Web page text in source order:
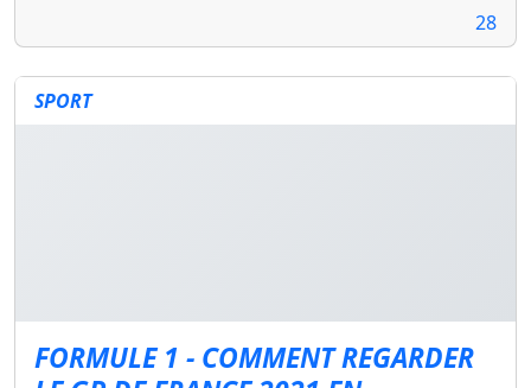
28
SPORT
FORMULE 1 - COMMENT REGARDER